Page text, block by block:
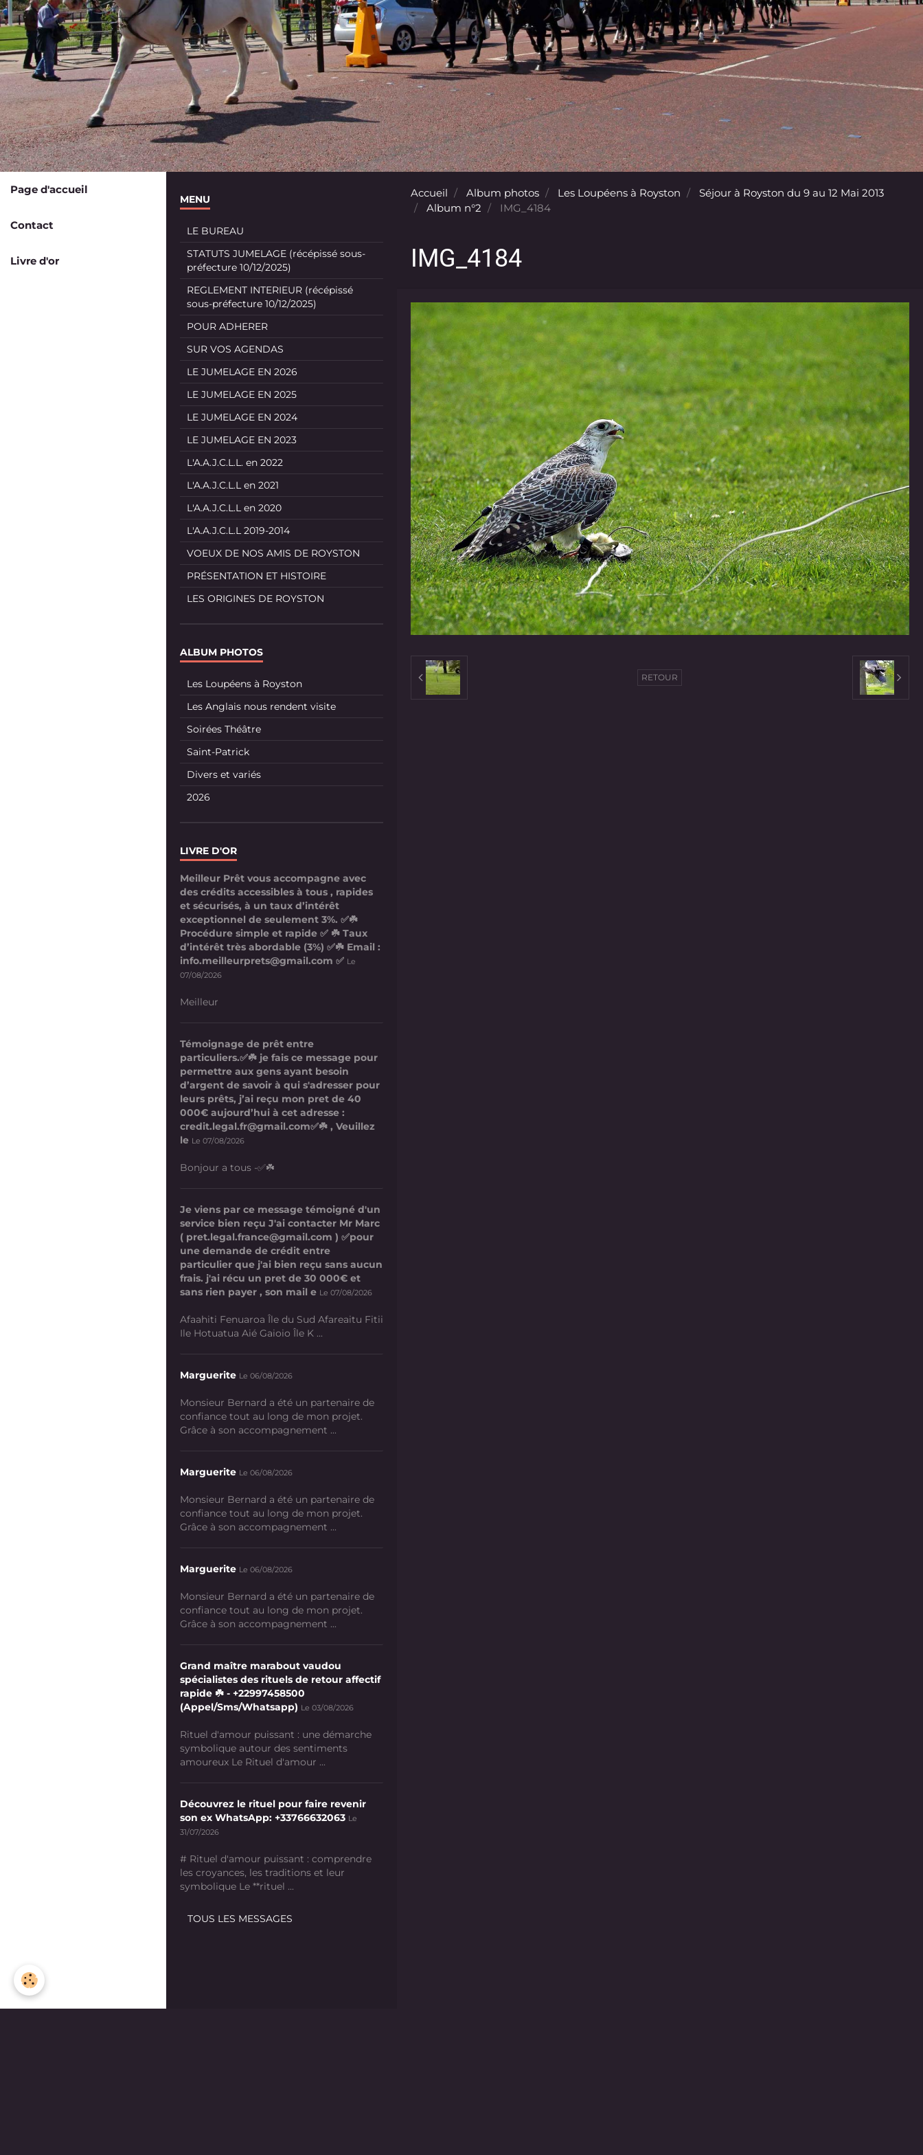
Page d'accueil
Contact
Livre d'or
Accueil Album photos Les Loupéens à Royston
Séjour à Royston du 9 au 12 Mai 2013
Album n°2
IMG_4184
IMG_4184
RETOUR
MENU
LE BUREAU
STATUTS JUMELAGE (récépissé sous-
préfecture 10/12/2025)
REGLEMENT INTERIEUR (récépissé
sous-préfecture 10/12/2025)
POUR ADHERER
SUR VOS AGENDAS
LE JUMELAGE EN 2026
LE JUMELAGE EN 2025
LE JUMELAGE EN 2024
LE JUMELAGE EN 2023
L'A.A.J.C.L.L. en 2022
L'A.A.J.C.L.L en 2021
L'A.A.J.C.L.L en 2020
L'A.A.J.C.L.L 2019-2014
VOEUX DE NOS AMIS DE ROYSTON
PRÉSENTATION ET HISTOIRE
LES ORIGINES DE ROYSTON
ALBUM PHOTOS
Les Loupéens à Royston
Les Anglais nous rendent visite
Soirées Théâtre
Saint-Patrick
Divers et variés
2026
LIVRE D'OR
Meilleur Prêt vous accompagne avec
des crédits accessibles à tous , rapides
et sécurisés, à un taux d’intérêt
exceptionnel de seulement 3%. ✅☘️
Procédure simple et rapide ✅ ☘️ Taux
d’intérêt très abordable (3%) ✅☘️ Email :
info.meilleurprets@gmail.com ✅ Le
07/08/2026
Meilleur
Témoignage de prêt entre
particuliers.✅☘️ je fais ce message pour
permettre aux gens ayant besoin
d’argent de savoir à qui s'adresser pour
leurs prêts, j’ai reçu mon pret de 40
000€ aujourd’hui à cet adresse :
credit.legal.fr@gmail.com✅☘️ , Veuillez
le Le 07/08/2026
Bonjour a tous -✅☘️
Je viens par ce message témoigné d'un
service bien reçu J'ai contacter Mr Marc
( pret.legal.france@gmail.com ) ✅pour
une demande de crédit entre
particulier que j'ai bien reçu sans aucun
frais. j'ai récu un pret de 30 000€ et
sans rien payer , son mail e Le 07/08/2026
Afaahiti Fenuaroa Île du Sud Afareaitu Fitii
Ile Hotuatua Aié Gaioio Île K ...
Marguerite Le 06/08/2026
Monsieur Bernard a été un partenaire de
confiance tout au long de mon projet.
Grâce à son accompagnement ...
Marguerite Le 06/08/2026
Monsieur Bernard a été un partenaire de
confiance tout au long de mon projet.
Grâce à son accompagnement ...
Marguerite Le 06/08/2026
Monsieur Bernard a été un partenaire de
confiance tout au long de mon projet.
Grâce à son accompagnement ...
Grand maître marabout vaudou
spécialistes des rituels de retour affectif
rapide ☘️ - +22997458500
(Appel/Sms/Whatsapp) Le 03/08/2026
Rituel d'amour puissant : une démarche
symbolique autour des sentiments
amoureux Le Rituel d'amour ...
Découvrez le rituel pour faire revenir
son ex WhatsApp: +33766632063 Le
31/07/2026
# Rituel d'amour puissant : comprendre
les croyances, les traditions et leur
symbolique Le **rituel ...
TOUS LES MESSAGES